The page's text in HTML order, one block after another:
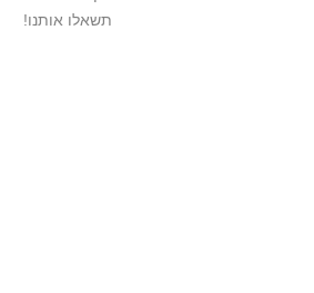
תשאלו אותנו!